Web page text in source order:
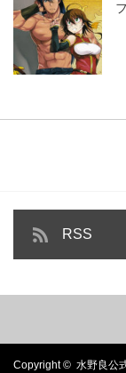
RSS
Copyright © 水野良公